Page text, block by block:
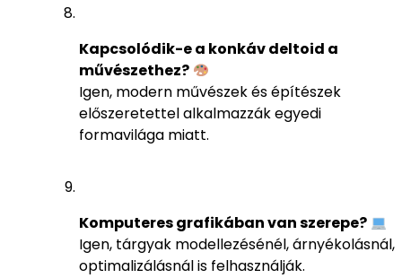
Kapcsolódik-e a konkáv deltoid a
művészethez?
Igen, modern művészek és építészek
előszeretettel alkalmazzák egyedi
formavilága miatt.
Komputeres grafikában van szerepe?
Igen, tárgyak modellezésénél, árnyékolásnál,
optimalizálásnál is felhasználják.